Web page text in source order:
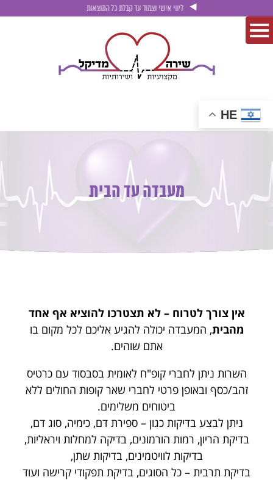
ליווי אישי וצמוד עד קבלת כל התוצאות
HE
מעבדה עד הבית
אין צורך לטרוח – לא תצטרכו להוציא אף אחד
מהבית, המעבדה יכולה להגיע אליכם לכל מקום בו
אתם שוהים.
השרות ניתן לחברי קופ"ח לאומית בסבסוד עם כרטיס
זהב/כסף ובאופן פרטי לחברי שאר קופות החולים ללא
ביטוחים משלימים.
ניתן לבצע בדיקות כגון – ספירת דם, כימיה, סוג דם,
בדיקת הריון, רמות הורמונים, בדיקה למחלות ויראליות,
בדיקות לוויטמינים, בדיקות שתן,
בדיקת תרבית – כל הסוגים, בדיקת תפקודי קרישה ועוד